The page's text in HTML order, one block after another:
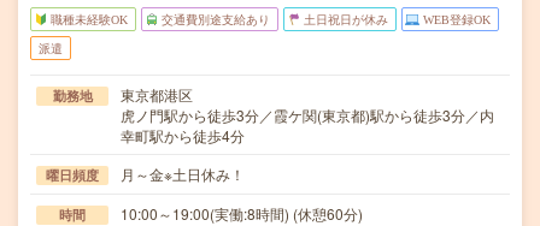
職種未経験OK 交通費別途支給あり 土日祝日が休み WEB登録OK
派遣
勤務地
東京都港区
虎ノ門駅から徒歩3分／霞ケ関(東京都)駅から徒歩3分／内
幸町駅から徒歩4分
曜日頻度 月～金※土日休み！
時間 10:00～19:00(実働:8時間) (休憩60分)